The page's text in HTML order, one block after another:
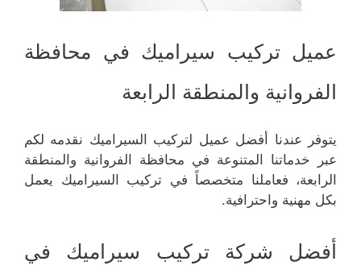
عميل تركيب سيراميك في محافظة
الفروانية والمنطقة الرابعة
يتوفر عندنا أفضل عميل لتركيب السيراميك نقدمه لكم
عبر خدماتنا المتنوعة في محافظة الفروانية والمنطقة
الرابعة، فعاملنا متخصصاً في تركيب السيراميك يعمل
بكل مهنية واحترافية.
أفضل شركة تركيب سيراميك في